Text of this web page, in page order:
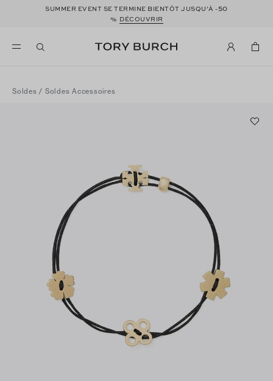
SUMMER EVENT SE TERMINE BIENTÔT JUSQU’À -50
% DÉCOUVRIR
Soldes / Soldes Accessoires